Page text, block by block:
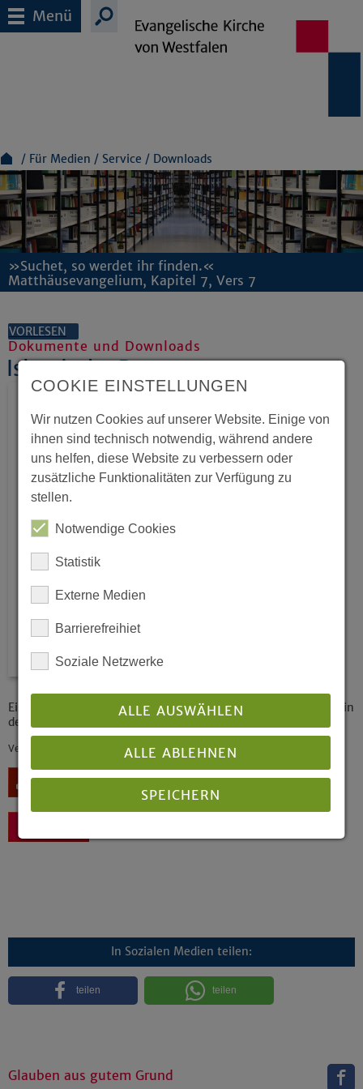
Menü
Für Medien Service Downloads
»Suchet, so werdet ihr finden.«
Matthäusevangelium, Kapitel 7, Vers 7
VORLESEN
Dokumente und Downloads
Islamische Bestattungen
Eine Stellungnahme der Kommission für das Friedhofswesen in
der Ev. Kirche von Westfalen
Veröffentlicht: 07/2000
Download
In Sozialen Medien teilen:
teilen teilen
Glauben aus gutem Grund
COOKIE EINSTELLUNGEN
Wir nutzen Cookies auf unserer Website. Einige von
ihnen sind technisch notwendig, während andere
uns helfen, diese Website zu verbessern oder
zusätzliche Funktionalitäten zur Verfügung zu
stellen.
Notwendige Cookies
Statistik
Externe Medien
Barrierefreihiet
Soziale Netzwerke
ALLE AUSWÄHLEN
ALLE ABLEHNEN
SPEICHERN